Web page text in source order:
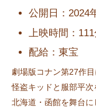
公開日：2024
上映時間：
配給：東宝
劇場版コナン第27作目
怪盗キッドと服部平次
北海道・函館を舞台に